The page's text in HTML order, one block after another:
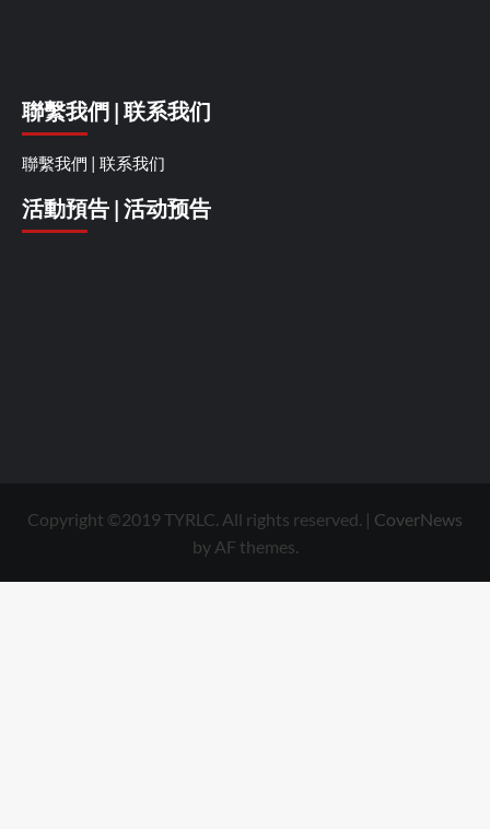
聯繫我們 | 联系我们
聯繫我們 | 联系我们
活動預告 | 活动预告
Copyright ©2019 TYRLC. All rights reserved. | CoverNews
by AF themes.